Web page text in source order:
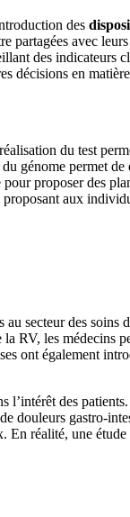
des
partagées avec
des
décisions en
du test
génome permet
proposer des
aux
secteur des soins
RV, les
ont également
des
douleurs gastro-
réalité, une